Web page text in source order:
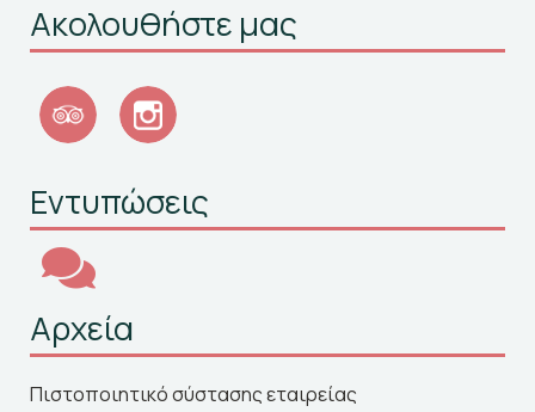
Ακολουθήστε μας
Εντυπώσεις
Αρχεία
Πιστοποιητικό σύστασης εταιρείας